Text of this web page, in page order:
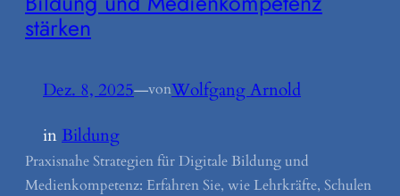
stärken
Dez. 8, 2025—vonWolfgang Arnold
inBildung
Praxisnahe Strategien für Digitale Bildung und
Medienkompetenz: Erfahren Sie, wie Lehrkräfte, Schulen